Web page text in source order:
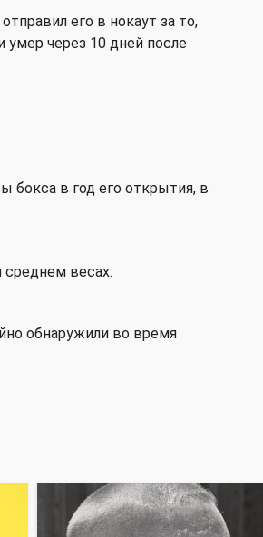
его в нокаут за то,
умер через 10 дней после
в год его открытия, в
весах.
обнаружили во время